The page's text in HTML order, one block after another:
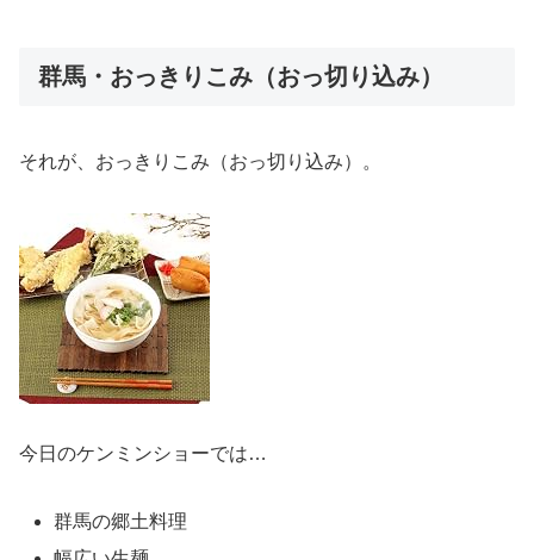
群馬・おっきりこみ（おっ切り込み）
それが、おっきりこみ（おっ切り込み）。
今日のケンミンショーでは…
群馬の郷土料理